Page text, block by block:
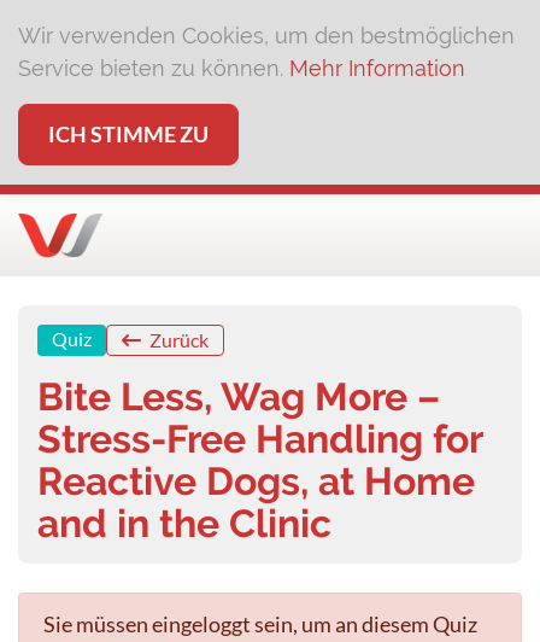
Wir verwenden Cookies, um den bestmöglichen
Service bieten zu können. Mehr Information
ICH STIMME ZU
Quiz Zurück
Bite Less, Wag More –
Stress-Free Handling for
Reactive Dogs, at Home
and in the Clinic
Sie müssen eingeloggt sein, um an diesem Quiz